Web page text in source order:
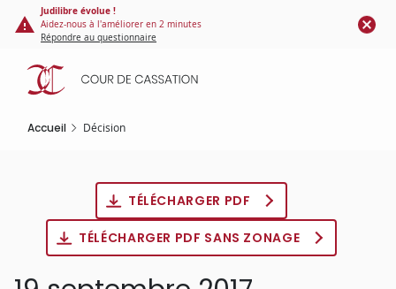
Panneau de gestion des cookies
contenu
principal
Judilibre évolue !
Aidez-nous à l'améliorer en 2 minutes
Répondre au questionnaire
Accueil Décision
TÉLÉCHARGER PDF
TÉLÉCHARGER PDF SANS ZONAGE